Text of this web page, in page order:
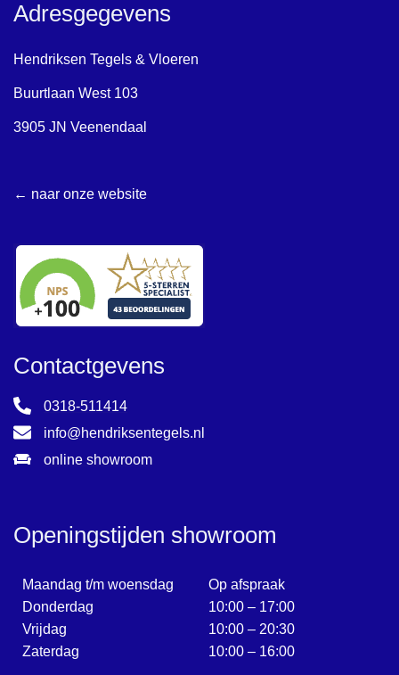
Adresgegevens
Hendriksen Tegels & Vloeren
Buurtlaan West 103
3905 JN Veenendaal
← naar onze website
Contactgevens
0318-511414
info@hendriksentegels.nl
online showroom
Openingstijden showroom
Maandag t/m woensdag
Donderdag
Vrijdag
Zaterdag
Op afspraak
10:00 – 17:00
10:00 – 20:30
10:00 – 16:00